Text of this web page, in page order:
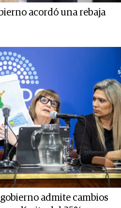
acordó una rebaja
admite cambios